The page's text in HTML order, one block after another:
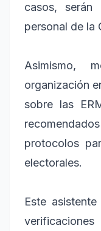
casos, serán
personal de la
Asimismo,
organización
sobre las
protocolos
electorales.
Este